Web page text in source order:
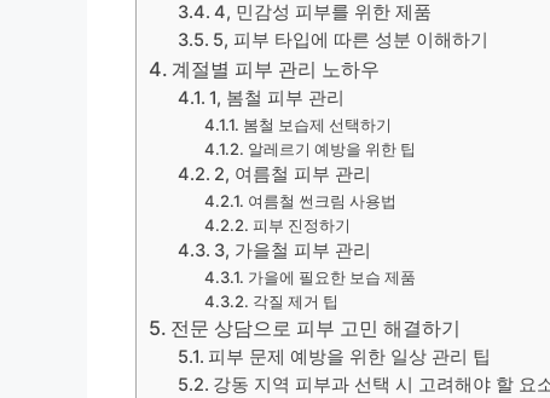
4, 민감성 피부를 위한 제품
5, 피부 타입에 따른 성분 이해하기
계절별 피부 관리 노하우
1, 봄철 피부 관리
봄철 보습제 선택하기
알레르기 예방을 위한 팁
2, 여름철 피부 관리
여름철 썬크림 사용법
피부 진정하기
3, 가을철 피부 관리
가을에 필요한 보습 제품
각질 제거 팁
전문 상담으로 피부 고민 해결하기
피부 문제 예방을 위한 일상 관리 팁
강동 지역 피부과 선택 시 고려해야 할 요